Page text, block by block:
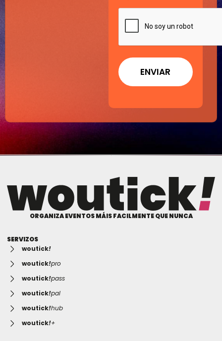
ORGANIZA EVENTOS MÁIS FACILMENTE QUE NUNCA
SERVIZOS
woutick!
woutick!pro
woutick!pass
woutick!pal
woutick!hub
woutick!+